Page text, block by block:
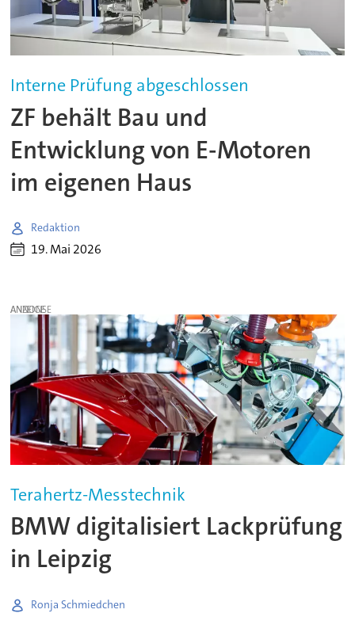
Interne Prüfung abgeschlossen
ZF behält Bau und
Entwicklung von E-Motoren
im eigenen Haus
Redaktion
19. Mai 2026
ANZEIGE
Terahertz-Messtechnik
BMW digitalisiert Lackprüfung
in Leipzig
Ronja Schmiedchen